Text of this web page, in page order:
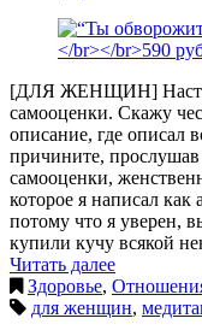
[ДЛЯ ЖЕНЩИН]
самооценки. Скажу
описание, где описал
причините,
самооценки,
которое я написал
потому что я уверен,
купили кучу всякой
Читать далее
Здоровье,
для женщин,